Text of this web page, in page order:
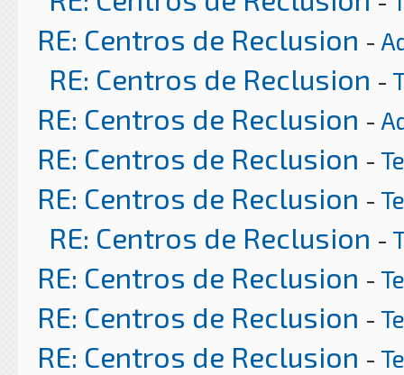
RE: Centros de Reclusion -
RE: Centros de Reclusion -
RE: Centros de Reclusion -
RE: Centros de Reclusion -
RE: Centros de Reclusion -
RE: Centros de Reclusion -
RE: Centros de Reclusion -
RE: Centros de Reclusion -
RE: Centros de Reclusion -